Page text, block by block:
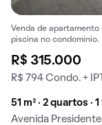
Venda de
piscina no condomínio.
R$ 315.000
R$ 794 Condo. +
51 m² · 2 quartos ·
Avenida